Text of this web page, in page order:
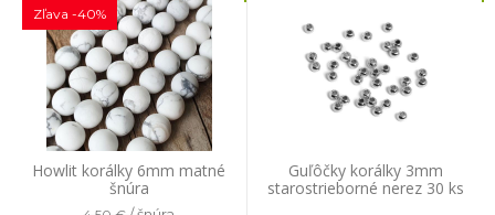
Howlit korálky 6mm matné
šnúra
Zľava -40%
Guľôčky korálky 3mm
starostrieborné nerez 30 ks